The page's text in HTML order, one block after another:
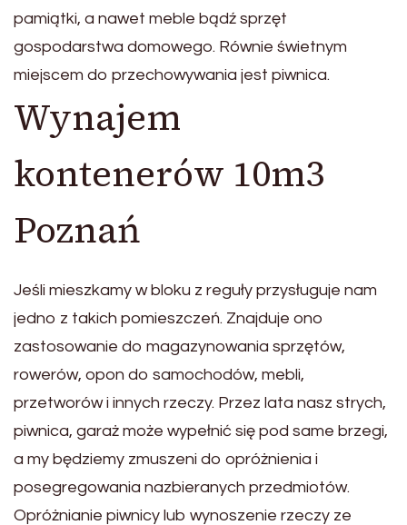
pamiątki, a nawet meble bądź sprzęt
gospodarstwa domowego. Równie świetnym
miejscem do przechowywania jest piwnica.
Wynajem
kontenerów 10m3
Poznań
Jeśli mieszkamy w bloku z reguły przysługuje nam
jedno z takich pomieszczeń. Znajduje ono
zastosowanie do magazynowania sprzętów,
rowerów, opon do samochodów, mebli,
przetworów i innych rzeczy. Przez lata nasz strych,
piwnica, garaż może wypełnić się pod same brzegi,
a my będziemy zmuszeni do opróżnienia i
posegregowania nazbieranych przedmiotów.
Opróżnianie piwnicy lub wynoszenie rzeczy ze